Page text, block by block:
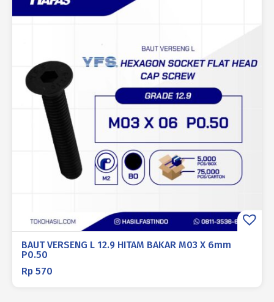
BAUT VERSENG L 12.9 HITAM BAKAR M03 X 6mm
P0.50
Rp 570